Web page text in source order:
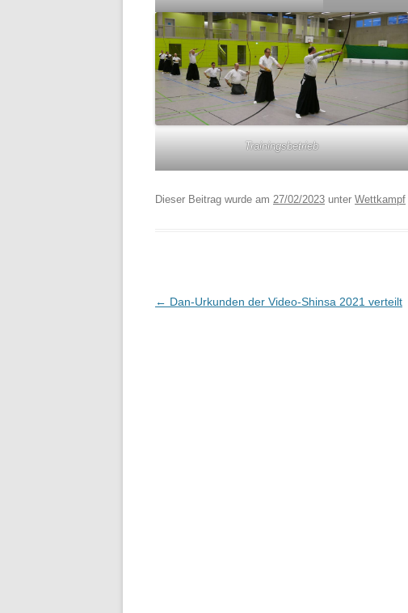
Trainingsbetrieb
Dieser Beitrag wurde am 27/02/2023 unter Wettkampf
Beitragsnavigation
← Dan-Urkunden der Video-Shinsa 2021 verteilt